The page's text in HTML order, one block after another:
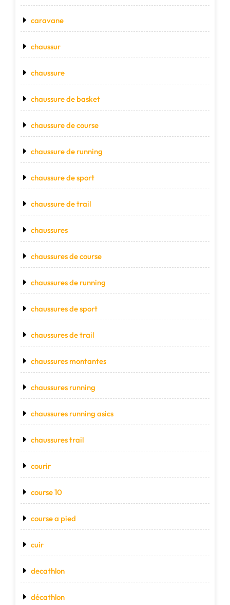
caravane
chaussur
chaussure
chaussure de basket
chaussure de course
chaussure de running
chaussure de sport
chaussure de trail
chaussures
chaussures de course
chaussures de running
chaussures de sport
chaussures de trail
chaussures montantes
chaussures running
chaussures running asics
chaussures trail
courir
course 10
course a pied
cuir
decathlon
décathlon